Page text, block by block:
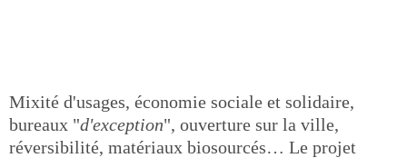
Mixité d'usages, économie sociale et solidaire,
bureaux "d'exception", ouverture sur la ville,
réversibilité, matériaux biosourcés… Le projet